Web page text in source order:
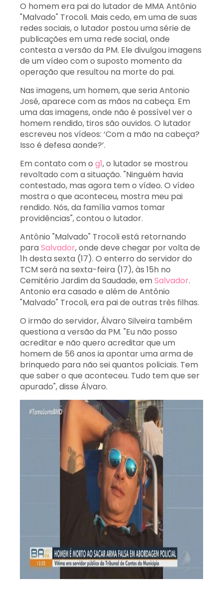
O homem era pai do lutador de MMA Antônio
"Malvado" Trocoli. Mais cedo, em uma de suas
redes sociais, o lutador postou uma série de
publicações em uma rede social, onde
contesta a versão da PM. Ele divulgou imagens
de um vídeo com o suposto momento da
operação que resultou na morte do pai.
Nas imagens, um homem, que seria Antonio
José, aparece com as mãos na cabeça. Em
uma das imagens, onde não é possível ver o
homem rendido, tiros são ouvidos. O lutador
escreveu nos vídeos: ‘Com a mão na cabeça?
Isso é defesa aonde?’.
Em contato com o g1, o lutador se mostrou
revoltado com a situação. "Ninguém havia
contestado, mas agora tem o vídeo. O vídeo
mostra o que aconteceu, mostra meu pai
rendido. Nós, da família vamos tomar
providências", contou o lutador.
Antônio "Malvado" Trocoli está retornando
paraSalvador, onde deve chegar por volta de
1h desta sexta (17). O enterro do servidor do
TCM será na sexta-feira (17), às 15h no
Cemitério Jardim da Saudade, emSalvador.
Antonio era casado e além de Antônio
"Malvado" Trocoli, era pai de outras três filhas.
O irmão do servidor, Álvaro Silveira também
questiona a versão da PM. "Eu não posso
acreditar e não quero acreditar que um
homem de 56 anos ia apontar uma arma de
brinquedo para não sei quantos policiais. Tem
que saber o que aconteceu. Tudo tem que ser
apurado", disse Álvaro.